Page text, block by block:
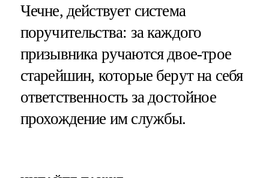
Чечне, действует система
поручительства: за каждого
призывника ручаются двое-трое
старейшин, которые берут на себя
ответственность за достойное
прохождение им службы.